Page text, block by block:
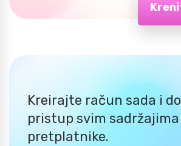
Kreirajte račun sada i
pristup svim sadržajima
pretplatnike.